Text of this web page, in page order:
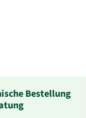
Bestellung